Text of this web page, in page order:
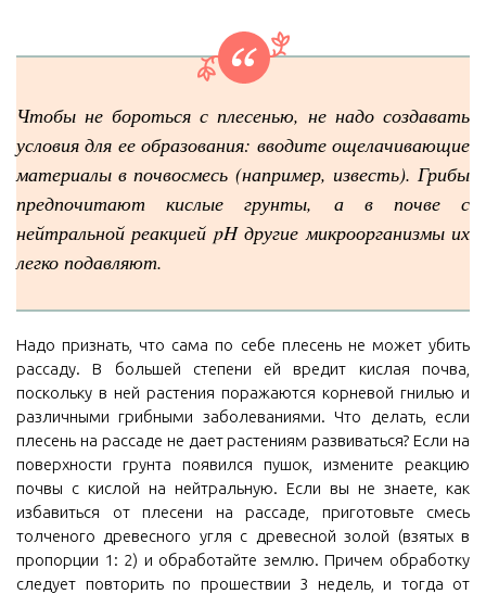
Чтобы не бороться с плесенью, не надо создавать
условия для ее образования: вводите ощелачивающие
материалы в почвосмесь (например, известь). Грибы
предпочитают кислые грунты, а в почве с
нейтральной реакцией pH другие микроорганизмы их
легко подавляют.
Надо признать, что сама по себе плесень не может убить
рассаду. В большей степени ей вредит кислая почва,
поскольку в ней растения поражаются корневой гнилью и
различными грибными заболеваниями. Что делать, если
плесень на рассаде не дает растениям развиваться? Если на
поверхности грунта появился пушок, измените реакцию
почвы с кислой на нейтральную. Если вы не знаете, как
избавиться от плесени на рассаде, приготовьте смесь
толченого древесного угля с древесной золой (взятых в
пропорции 1: 2) и обработайте землю. Причем обработку
следует повторить по прошествии 3 недель, и тогда от